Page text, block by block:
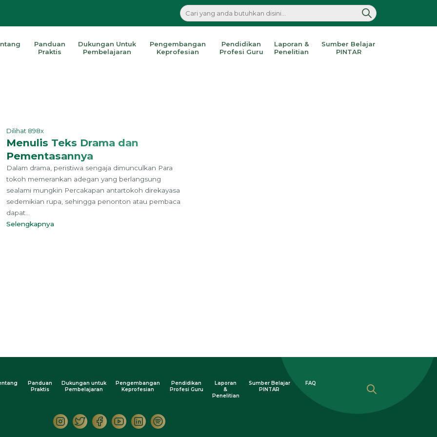
Panduan
Praktis
Dukungan Untuk
Pembelajaran
Pengembangan
Keprofesian
Pendidikan
Profesi Guru
Laporan &
Penelitian
Sumber Belajar
PINTAR
Dilihat 898x
Menulis Teks Drama dan
Pementasannya
Dalam drama, peristiwa sengaja dimunculkan Para
tokoh memerankan adegan yang berlangsung
sealami mungkin Percakapan antartokoh direkayasa
sedemikian rupa, sehingga penonton atau pembaca
dapat...
Selengkapnya
Panduan
Praktis
Dukungan untuk
Pembelajaran
Pengembangan
Keprofesian
Pendidikan
Profesi Guru
Laporan
&
Penelitian
Sumber Belajar
PINTAR
FAQ